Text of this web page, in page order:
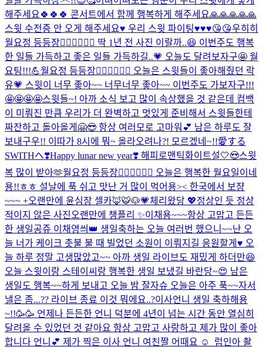
해주세요🍀🍀🍀 콘서트에서 함께 행복하게 해주세요🙏🙏🙏🙏🙏
스윗 수전증 안 오게 해주세요♥️ 우리 스윗 파이팅♥️♥️♥️😘😘우히히
월요정 등등장🧚🏻‍♀️🧚🏻‍♀️ 딱 1년 전 사진 이랄까..😆 이번주도 행복
한 일들 가득하고 좋은 일들 가득하길..💗 오늘도 달려보자구🤩 월
요팅!!!💪월요정 등등장🧚🏻‍♀️🧚🏻‍♀️ 오늘은 스윗들이 좋아해줬던 락
유💗 스윗이 너무 좋아~~ 너무너무 좋아~~ 이번주도 가보자구!!!
🤩🤩🤩🤩스윗들~! 아까 소식 보고 많이 속상했을 것 같은데 컴백
이 미뤄진 만큼 우리가 더 완벽하고 멋있게 준비해서 스윗들한테
짜잔하고 돌아올게🤗😎 항상 여러모로 고마워💕 남은 하루도 잘
보내구우!! 이따가 8시에 뭐~ 올라오려나?! 모르겠네~!!愛する
SWITHへ❣️Happy lunar new year❣️ 해피로맨틱화이트설🤍😍스윗
복 많이 받아🫶월요정 등등장🧚🏻‍♀️🧚🏻‍♀️ 오늘은 행복한 월요일이네
용!!ㅎㅎ 설날에 푹 쉬고 맛난 거 많이 먹어용>< 한국에서 보쟝
~~~ +오랜만에 윤심장 셀카🦊🐯🐶💗체리왔당 💖정상인 듯 정상
적이지 않은 사진 오랜만에 챙플리 ✨이채용~~~항상 고맙고 든든
한 생일공쥬 이채영씌👑 생일축하는 오늘 여러번 했으니~~난 오
늘 너가 케이크 촛불 불 때 빌었던 소원이 이뤄지길 응원할게♥️ 오
늘 하루 정말 고생많았고~~ 아까 생일 라이브도 재밌게 하더만😆
오늘 스윗이랑 스테이씨랑 행복한 생일 보냈길 바란당~😍 남은
생일도 행복~~하게 보내고 오늘 밤 잘자슈 오늘은 아주 푹~~자서
낼은 좀...?? 라이브 종료 이것 뭐에요..?이사언니 생일 축하해용
~!!🥳🥳 언제나 든든한 언니 덕분에 4년이 넘는 시간 동안 열심히
달려올 수 있었던 것 같아요 항상 고맙고 사랑하고 제가 많이 좋아
합니다 언니💕 제가 찍은 이사 언니 여친짤 어때요 ☺ ️ 럽인아 촬